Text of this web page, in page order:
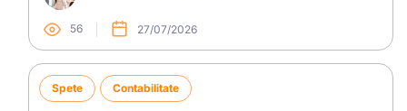
56 27/07/2026
Spete Contabilitate